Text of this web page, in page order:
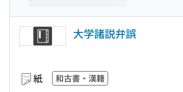
大学諸説弁誤
紙 和古書・漢籍